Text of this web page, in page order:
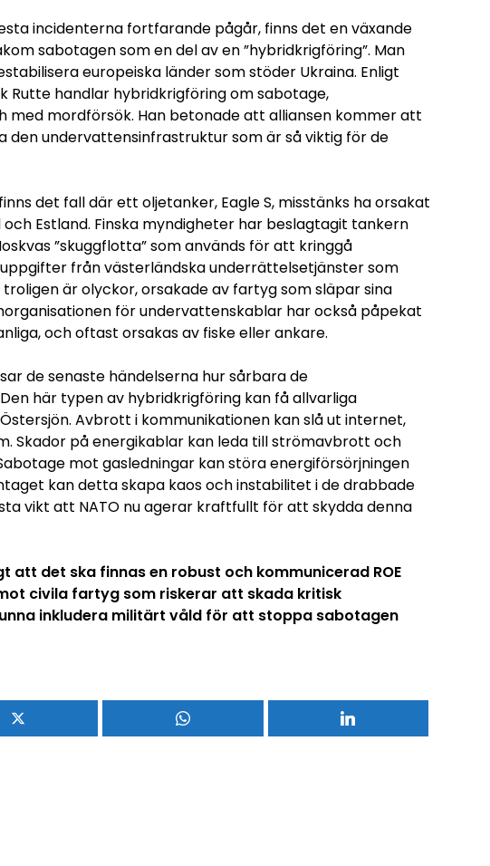
incidenterna fortfarande pågår, finns det en växande
sabotagen som en del av en ”hybridkrigföring”. Man
europeiska länder som stöder Ukraina. Enligt
Rutte handlar hybridkrigföring om sabotage,
mordförsök. Han betonade att alliansen kommer att
den undervattensinfrastruktur som är så viktig för de
det fall där ett oljetanker, Eagle S, misstänks ha orsakat
Estland. Finska myndigheter har beslagtagit tankern
”skuggflotta” som används för att kringgå
från västerländska underrättelsetjänster som
är olyckor, orsakade av fartyg som släpar sina
för undervattenskablar har också påpekat
och oftast orsakas av fiske eller ankare.
de senaste händelserna hur sårbara de
här typen av hybridkrigföring kan få allvarliga
Avbrott i kommunikationen kan slå ut internet,
Skador på energikablar kan leda till strömavbrott och
mot gasledningar kan störa energiförsörjningen
kan detta skapa kaos och instabilitet i de drabbade
vikt att NATO nu agerar kraftfullt för att skydda denna
att det ska finnas en robust och kommunicerad ROE
civila fartyg som riskerar att skada kritisk
inkludera militärt våld för att stoppa sabotagen